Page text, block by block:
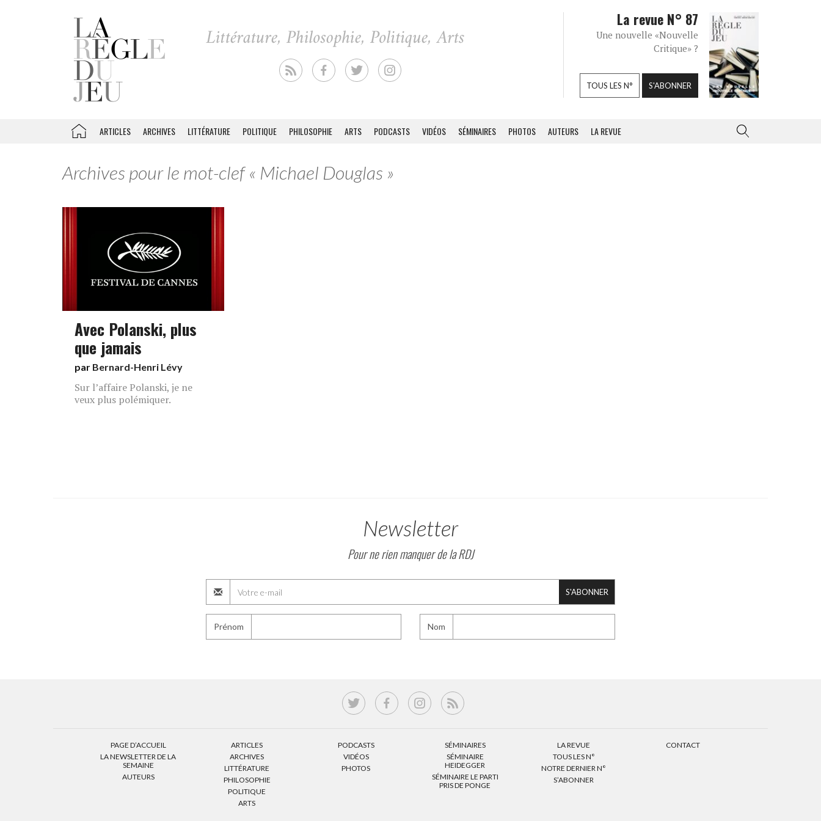
La revue N° 87
Une nouvelle «Nouvelle
Critique» ?
TOUS LES N° S'ABONNER
ARTICLES ARCHIVES LITTÉRATURE POLITIQUE PHILOSOPHIE ARTS PODCASTS VIDÉOS SÉMINAIRES PHOTOS AUTEURS LA REVUE
Archives pour le mot-clef « Michael Douglas »
Avec Polanski, plus
que jamais
par Bernard-Henri Lévy
Sur l’affaire Polanski, je ne
veux plus polémiquer.
Newsletter
Pour ne rien manquer de la RDJ
S'ABONNER
Prénom Nom
PAGE D’ACCUEIL
LA NEWSLETTER DE LA
SEMAINE
AUTEURS
ARTICLES
ARCHIVES
LITTÉRATURE
PHILOSOPHIE
POLITIQUE
ARTS
PODCASTS
VIDÉOS
PHOTOS
SÉMINAIRES
SÉMINAIRE
HEIDEGGER
SÉMINAIRE LE PARTI
PRIS DE PONGE
LA REVUE
TOUS LES N°
NOTRE DERNIER N°
S’ABONNER
CONTACT